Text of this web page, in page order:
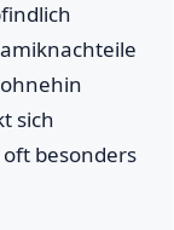
sich
besonders